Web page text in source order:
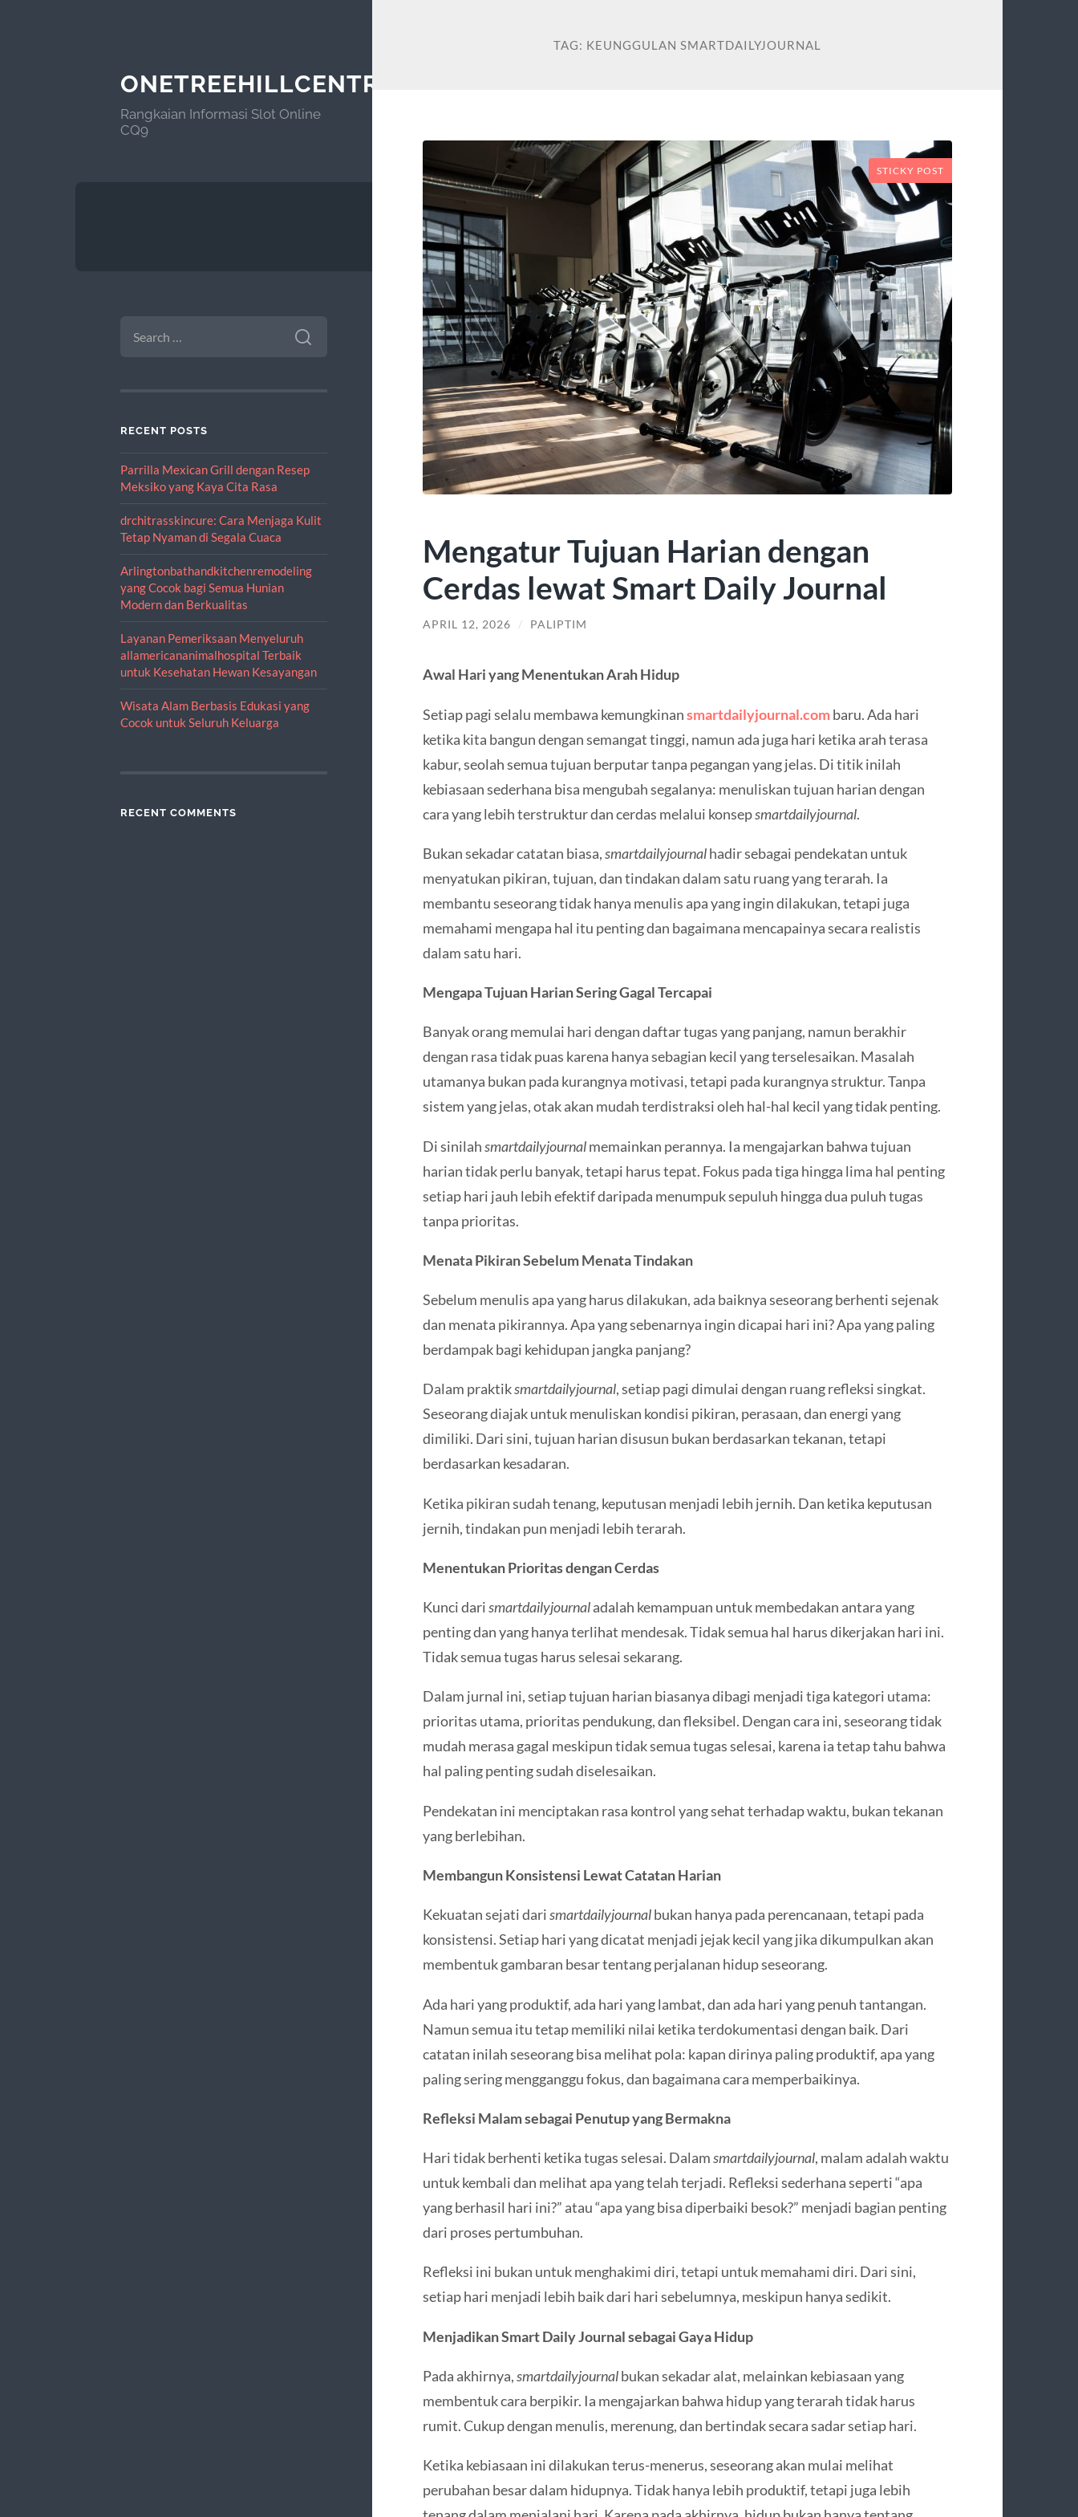
ONETREEHILLCENTRAL.ORG
Rangkaian Informasi Slot Online
CQ9
FOR:
RECENT POSTS
Parrilla Mexican Grill dengan Resep
Meksiko yang Kaya Cita Rasa
drchitrasskincure: Cara Menjaga Kulit
Tetap Nyaman di Segala Cuaca
Arlingtonbathandkitchenremodeling
yang Cocok bagi Semua Hunian
Modern dan Berkualitas
Layanan Pemeriksaan Menyeluruh
allamericananimalhospital Terbaik
untuk Kesehatan Hewan Kesayangan
Wisata Alam Berbasis Edukasi yang
Cocok untuk Seluruh Keluarga
RECENT COMMENTS
TAG: KEUNGGULAN SMARTDAILYJOURNAL
STICKY POST
Mengatur Tujuan Harian dengan
Cerdas lewat Smart Daily Journal
APRIL 12, 2026 / PALIPTIM
Awal Hari yang Menentukan Arah Hidup
Setiap pagi selalu membawa kemungkinansmartdailyjournal.com baru. Ada hari
ketika kita bangun dengan semangat tinggi, namun ada juga hari ketika arah terasa
kabur, seolah semua tujuan berputar tanpa pegangan yang jelas. Di titik inilah
kebiasaan sederhana bisa mengubah segalanya: menuliskan tujuan harian dengan
cara yang lebih terstruktur dan cerdas melalui konsepsmartdailyjournal.
Bukan sekadar catatan biasa,smartdailyjournalhadir sebagai pendekatan untuk
menyatukan pikiran, tujuan, dan tindakan dalam satu ruang yang terarah. Ia
membantu seseorang tidak hanya menulis apa yang ingin dilakukan, tetapi juga
memahami mengapa hal itu penting dan bagaimana mencapainya secara realistis
dalam satu hari.
Mengapa Tujuan Harian Sering Gagal Tercapai
Banyak orang memulai hari dengan daftar tugas yang panjang, namun berakhir
dengan rasa tidak puas karena hanya sebagian kecil yang terselesaikan. Masalah
utamanya bukan pada kurangnya motivasi, tetapi pada kurangnya struktur. Tanpa
sistem yang jelas, otak akan mudah terdistraksi oleh hal-hal kecil yang tidak penting.
Di sinilahsmartdailyjournalmemainkan perannya. Ia mengajarkan bahwa tujuan
harian tidak perlu banyak, tetapi harus tepat. Fokus pada tiga hingga lima hal penting
setiap hari jauh lebih efektif daripada menumpuk sepuluh hingga dua puluh tugas
tanpa prioritas.
Menata Pikiran Sebelum Menata Tindakan
Sebelum menulis apa yang harus dilakukan, ada baiknya seseorang berhenti sejenak
dan menata pikirannya. Apa yang sebenarnya ingin dicapai hari ini? Apa yang paling
berdampak bagi kehidupan jangka panjang?
Dalam praktiksmartdailyjournal, setiap pagi dimulai dengan ruang refleksi singkat.
Seseorang diajak untuk menuliskan kondisi pikiran, perasaan, dan energi yang
dimiliki. Dari sini, tujuan harian disusun bukan berdasarkan tekanan, tetapi
berdasarkan kesadaran.
Ketika pikiran sudah tenang, keputusan menjadi lebih jernih. Dan ketika keputusan
jernih, tindakan pun menjadi lebih terarah.
Menentukan Prioritas dengan Cerdas
Kunci darismartdailyjournaladalah kemampuan untuk membedakan antara yang
penting dan yang hanya terlihat mendesak. Tidak semua hal harus dikerjakan hari ini.
Tidak semua tugas harus selesai sekarang.
Dalam jurnal ini, setiap tujuan harian biasanya dibagi menjadi tiga kategori utama:
prioritas utama, prioritas pendukung, dan fleksibel. Dengan cara ini, seseorang tidak
mudah merasa gagal meskipun tidak semua tugas selesai, karena ia tetap tahu bahwa
hal paling penting sudah diselesaikan.
Pendekatan ini menciptakan rasa kontrol yang sehat terhadap waktu, bukan tekanan
yang berlebihan.
Membangun Konsistensi Lewat Catatan Harian
Kekuatan sejati darismartdailyjournalbukan hanya pada perencanaan, tetapi pada
konsistensi. Setiap hari yang dicatat menjadi jejak kecil yang jika dikumpulkan akan
membentuk gambaran besar tentang perjalanan hidup seseorang.
Ada hari yang produktif, ada hari yang lambat, dan ada hari yang penuh tantangan.
Namun semua itu tetap memiliki nilai ketika terdokumentasi dengan baik. Dari
catatan inilah seseorang bisa melihat pola: kapan dirinya paling produktif, apa yang
paling sering mengganggu fokus, dan bagaimana cara memperbaikinya.
Refleksi Malam sebagai Penutup yang Bermakna
Hari tidak berhenti ketika tugas selesai. Dalamsmartdailyjournal, malam adalah waktu
untuk kembali dan melihat apa yang telah terjadi. Refleksi sederhana seperti “apa
yang berhasil hari ini?” atau “apa yang bisa diperbaiki besok?” menjadi bagian penting
dari proses pertumbuhan.
Refleksi ini bukan untuk menghakimi diri, tetapi untuk memahami diri. Dari sini,
setiap hari menjadi lebih baik dari hari sebelumnya, meskipun hanya sedikit.
Menjadikan Smart Daily Journal sebagai Gaya Hidup
Pada akhirnya,smartdailyjournalbukan sekadar alat, melainkan kebiasaan yang
membentuk cara berpikir. Ia mengajarkan bahwa hidup yang terarah tidak harus
rumit. Cukup dengan menulis, merenung, dan bertindak secara sadar setiap hari.
Ketika kebiasaan ini dilakukan terus-menerus, seseorang akan mulai melihat
perubahan besar dalam hidupnya. Tidak hanya lebih produktif, tetapi juga lebih